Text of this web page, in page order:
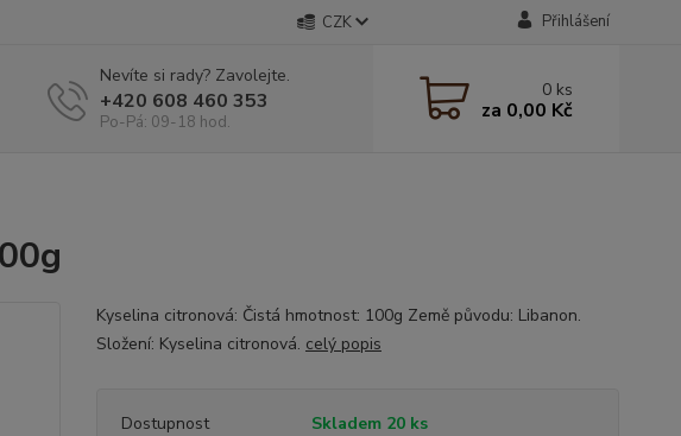
CZK Přihlášení
Nevíte si rady? Zavolejte.
+420 608 460 353
Po-Pá: 09-18 hod.
0 ks
za 0,00 Kč
Kyselina citronová: Čistá hmotnost: 100g Země původu: Libanon.
Složení: Kyselina citronová. celý popis
Dostupnost Skladem 20 ks